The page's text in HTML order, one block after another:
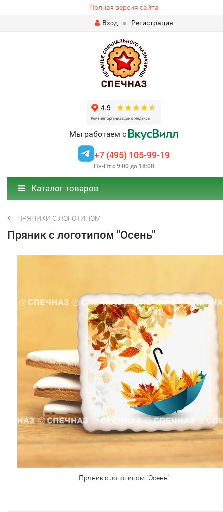
Полная версия сайта
Вход
Регистрация
Мы работаем с
+7 (495) 105-99-19
Пн-Пт с 9:00 до 18:00
Каталог товаров
ПРЯНИКИ С ЛОГОТИПОМ
Пряник с логотипом "Осень"
Пряник с логотипом "Осень"